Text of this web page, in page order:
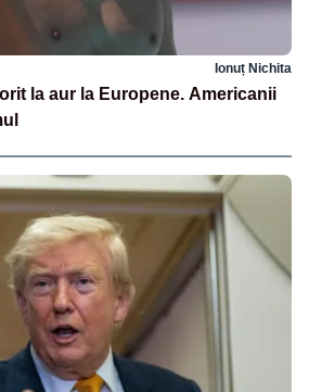
Ionuț Nichita
la aur la Europene. Americanii